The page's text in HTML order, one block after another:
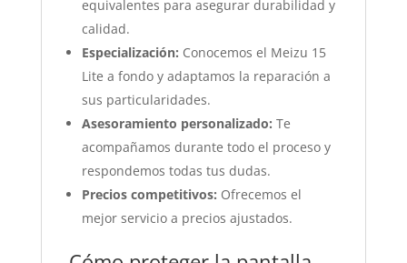
equivalentes para asegurar durabilidad y
calidad.
Especialización: Conocemos el Meizu 15
Lite a fondo y adaptamos la reparación a
sus particularidades.
Asesoramiento personalizado: Te
acompañamos durante todo el proceso y
respondemos todas tus dudas.
Precios competitivos: Ofrecemos el
mejor servicio a precios ajustados.